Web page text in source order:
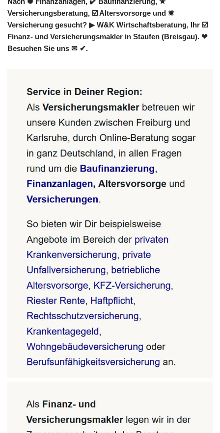
Versicherungsberatung, ☑️ Altersvorsorge und ✹
Versicherung gesucht? ▶︎ W&K Wirtschaftsberatung, Ihr ☑️
Finanz- und Versicherungsmakler in Staufen (Breisgau). ❤
Besuchen Sie uns ✉ ✔.